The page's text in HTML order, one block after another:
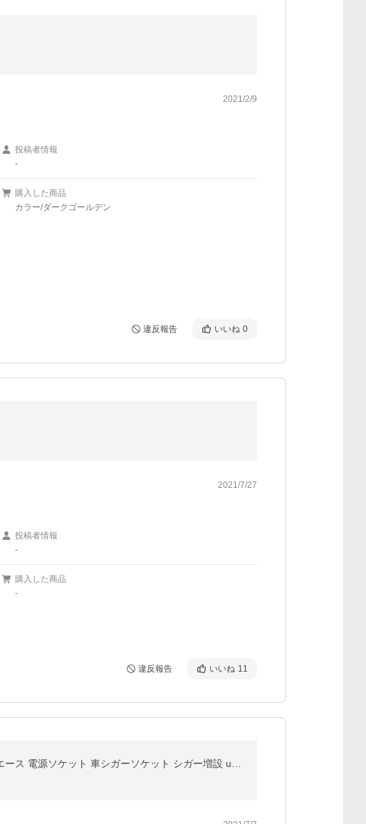
2021/2/9
投稿者情報
-
購入した商品
カラー/ダークゴールデン
違反報告 いいね 0
2021/7/27
投稿者情報
-
購入した商品
-
違反報告 いいね 11